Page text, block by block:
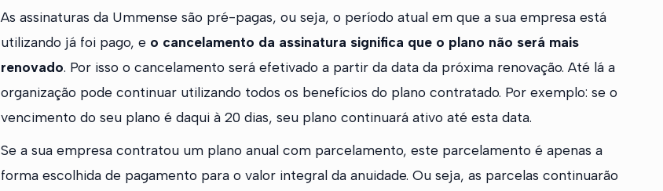
As assinaturas da Ummense são pré-pagas, ou seja, o período atual em que a sua empresa está
utilizando já foi pago, e o cancelamento da assinatura significa que o plano não será mais
renovado. Por isso o cancelamento será efetivado a partir da data da próxima renovação. Até lá a
organização pode continuar utilizando todos os benefícios do plano contratado. Por exemplo: se o
vencimento do seu plano é daqui à 20 dias, seu plano continuará ativo até esta data.
Se a sua empresa contratou um plano anual com parcelamento, este parcelamento é apenas a
forma escolhida de pagamento para o valor integral da anuidade. Ou seja, as parcelas continuarão